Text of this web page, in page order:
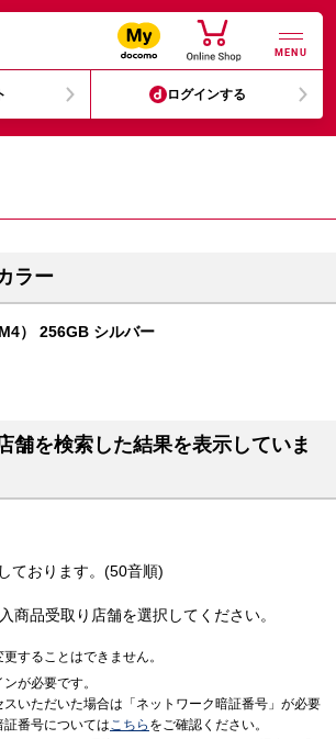
MENU
ログインする
ラー
） 256GB シルバー
舗を検索した結果を表示していま
ております。(50音順)
商品受取り店舗を選択してください。
することはできません。
が必要です。
スいただいた場合は「ネットワーク暗証番号」が必要
番号についてはこちら をご確認ください。